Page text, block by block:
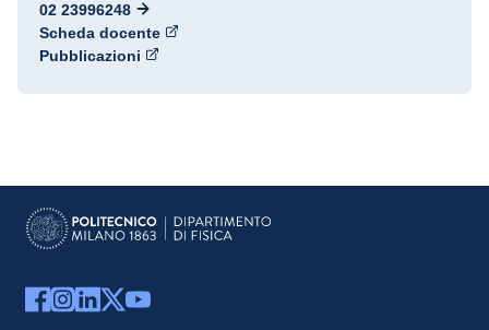
02 23996248
Scheda docente
Pubblicazioni